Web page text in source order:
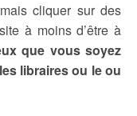
cliquer sur des
à moins d’être à
que vous soyez
libraires ou le ou